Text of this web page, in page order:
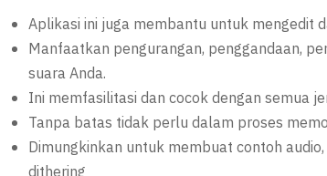
Aplikasi ini juga membantu untuk mengedit
Manfaatkan pengurangan, penggandaan,
suara Anda.
Ini memfasilitasi dan cocok dengan semua
Tanpa batas tidak perlu dalam proses
Dimungkinkan untuk membuat contoh